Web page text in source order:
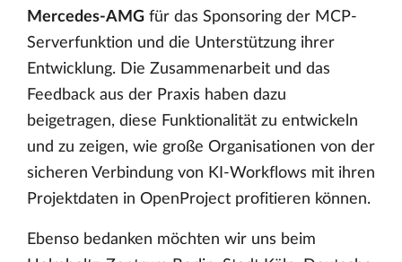
Mercedes-AMG für das Sponsoring der MCP-
Serverfunktion und die Unterstützung ihrer
Entwicklung. Die Zusammenarbeit und das
Feedback aus der Praxis haben dazu
beigetragen, diese Funktionalität zu entwickeln
und zu zeigen, wie große Organisationen von der
sicheren Verbindung von KI-Workflows mit ihren
Projektdaten in OpenProject profitieren können.
Ebenso bedanken möchten wir uns beim